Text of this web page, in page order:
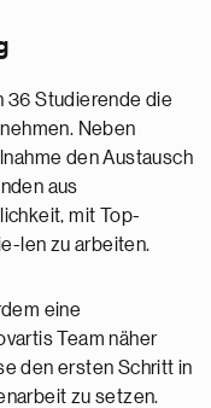
36 Studierende die
Neben
den Austausch
aus
mit Top-
len zu arbeiten.
eine
Team näher
den ersten Schritt in
zu setzen.